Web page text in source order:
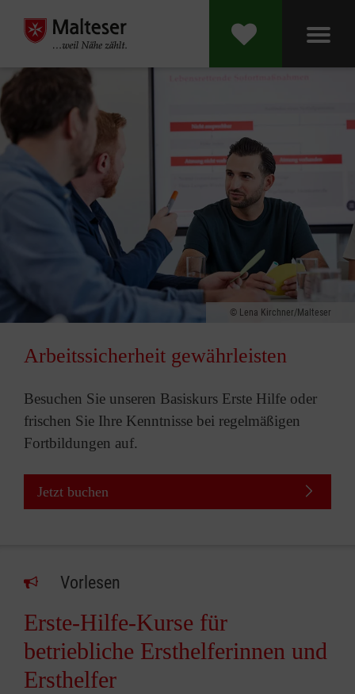
Lena Kirchner/Malteser
Arbeitssicherheit gewährleisten
Besuchen Sie unseren Basiskurs Erste Hilfe oder
frischen Sie Ihre Kenntnisse bei regelmäßigen
Fortbildungen auf.
Jetzt buchen
Vorlesen
Erste-Hilfe-Kurse für
betriebliche Ersthelferinnen und
Ersthelfer